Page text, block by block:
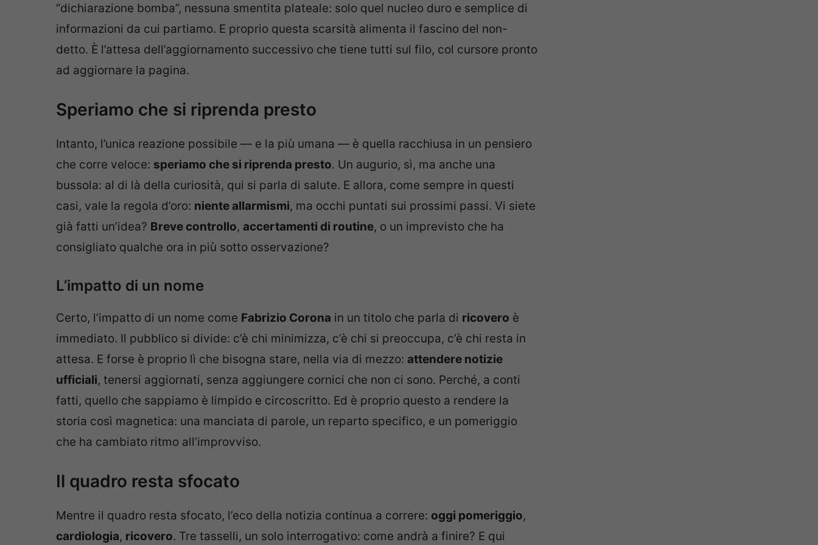
“dichiarazione bomba”, nessuna smentita plateale: solo quel nucleo duro e semplice di
informazioni da cui partiamo. E proprio questa scarsità alimenta il fascino del non-
detto. È l’attesa dell’aggiornamento successivo che tiene tutti sul filo, col cursore pronto
ad aggiornare la pagina.
Speriamo che si riprenda presto
Intanto, l’unica reazione possibile — e la più umana — è quella racchiusa in un pensiero
che corre veloce: speriamo che si riprenda presto. Un augurio, sì, ma anche una
bussola: al di là della curiosità, qui si parla di salute. E allora, come sempre in questi
casi, vale la regola d’oro: niente allarmismi, ma occhi puntati sui prossimi passi. Vi siete
già fatti un’idea? Breve controllo, accertamenti di routine, o un imprevisto che ha
consigliato qualche ora in più sotto osservazione?
L’impatto di un nome
Certo, l’impatto di un nome come Fabrizio Corona in un titolo che parla di ricovero è
immediato. Il pubblico si divide: c’è chi minimizza, c’è chi si preoccupa, c’è chi resta in
attesa. E forse è proprio lì che bisogna stare, nella via di mezzo: attendere notizie
ufficiali, tenersi aggiornati, senza aggiungere cornici che non ci sono. Perché, a conti
fatti, quello che sappiamo è limpido e circoscritto. Ed è proprio questo a rendere la
storia così magnetica: una manciata di parole, un reparto specifico, e un pomeriggio
che ha cambiato ritmo all’improvviso.
Il quadro resta sfocato
Mentre il quadro resta sfocato, l’eco della notizia continua a correre: oggi pomeriggio,
cardiologia, ricovero. Tre tasselli, un solo interrogativo: come andrà a finire? E qui